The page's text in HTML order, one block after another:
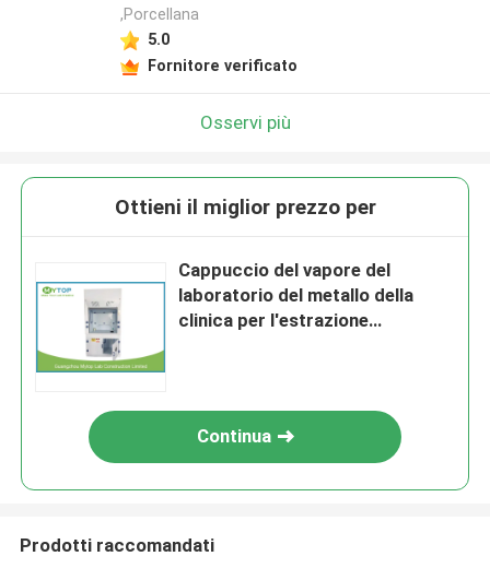
,Porcellana
5.0
Fornitore verificato
Osservi più
Ottieni il miglior prezzo per
Cappuccio del vapore del
laboratorio del metallo della
clinica per l'estrazione
Continua
Prodotti raccomandati